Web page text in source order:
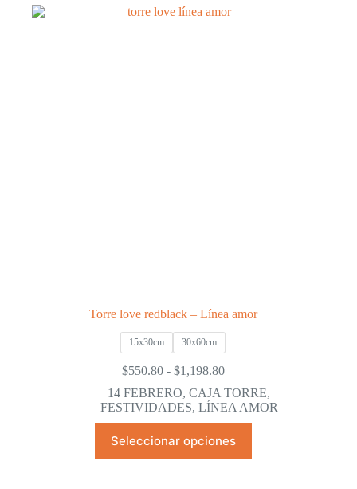
Torre love redblack – Línea amor
15x30cm 30x60cm
$550.80 - $1,198.80Rango
precios:
desde
$550.80
hasta
$1,198.80
14 FEBRERO,CAJA TORRE,
FESTIVIDADES, LÍNEA AMOR
Seleccionar opciones
producto
tiene